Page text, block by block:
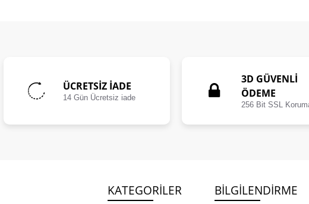
ÜCRETSIZ İADE
14 Gün Ücretsiz iade
3D GÜVENLİ
ÖDEME
256 Bit SSL
KATEGORILER BILGILENDIRME